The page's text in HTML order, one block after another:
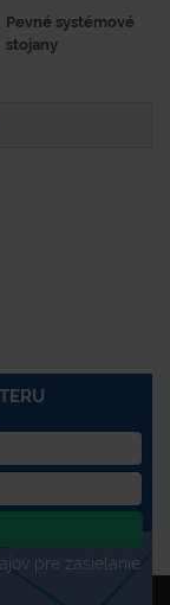
Pevné systémové
stojany
pre zasielanie